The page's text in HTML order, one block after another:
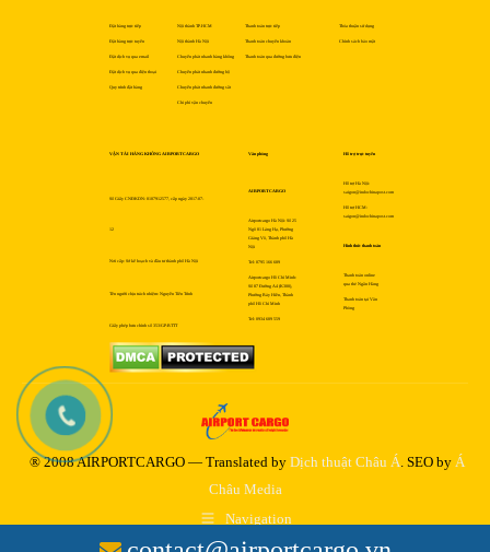
Đặt hàng trực tiếp
Đặt hàng trực tuyến
Đặt dịch vụ qua email
Đặt dịch vụ qua điện thoại
Quy trình đặt hàng
Nội thành TP.HCM
Nội thành Hà Nội
Chuyển phát nhanh hàng không
Chuyển phát nhanh đường bộ
Chuyển phát nhanh đường sắt
Chi phí vận chuyển
Thanh toán trực tiếp
Thanh toán chuyển khoản
Thanh toán qua đường bưu điện
Thỏa thuận sử dụng
Chính sách bảo mật
VẬN TẢI HÀNG KHÔNG AIRPORTCARGO
Số Giấy CNĐKDN: 0107912577, cấp ngày 2017-07-
12
Nơi cấp: Sở kế hoạch và đầu tư thành phố Hà Nội
Tên người chịu trách nhiệm: Nguyễn Tiến Trình
Giấy phép bưu chính số 353/GP-BTTT
Văn phòng
AIRPORTCARGO
Airportcargo Hà Nội: Số 25
Ngõ 81 Láng Hạ, Phường
Giảng Võ, Thành phố Hà
Nội
Tel: 0795 166 689
Airportcargo Hồ Chí Minh:
Số 87 Đường A4 (K300),
Phường Bảy Hiền, Thành
phố Hồ Chí Minh
Tel: 0934 689 559
Hỗ trợ trực tuyến
Hỗ trợ Hà Nội:
saigon@indochinapost.com
Hỗ trợ HCM:
saigon@indochinapost.com
Hình thức thanh toán
Thanh toán online
qua thẻ Ngân Hàng
Thanh toán tại Văn
Phòng
® 2008 AIRPORTCARGO — Translated by Dịch thuật Châu Á. SEO by Á
Châu Media
Navigation